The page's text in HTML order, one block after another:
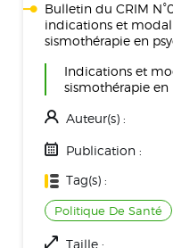
Bulletin du CRIM
indications et
sismothérapie en
Indications et
sismothérapie en
Auteur(s) :
Publication :
Tag(s) :
Politique De Santé
Taille :